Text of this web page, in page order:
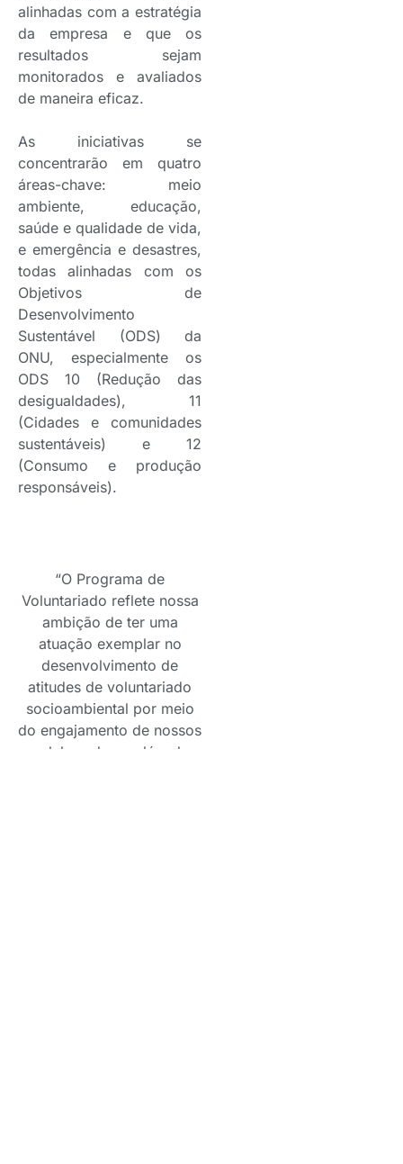
alinhadas com a estratégia
da empresa e que os
resultados sejam
monitorados e avaliados
de maneira eficaz.
As iniciativas se
concentrarão em quatro
áreas-chave: meio
ambiente, educação,
saúde e qualidade de vida,
e emergência e desastres,
todas alinhadas com os
Objetivos de
Desenvolvimento
Sustentável (ODS) da
ONU, especialmente os
ODS 10 (Redução das
desigualdades), 11
(Cidades e comunidades
sustentáveis) e 12
(Consumo e produção
responsáveis).
“O Programa de
Voluntariado reflete nossa
ambição de ter uma
atuação exemplar no
desenvolvimento de
atitudes de voluntariado
socioambiental por meio
do engajamento de nossos
colaboradores além de